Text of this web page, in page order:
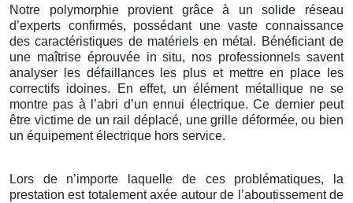
Notre polymorphie provient grâce à un solide réseau
d’experts confirmés, possédant une vaste connaissance
des caractéristiques de matériels en métal. Bénéficiant de
une maîtrise éprouvée in situ, nos professionnels savent
analyser les défaillances les plus et mettre en place les
correctifs idoines. En effet, un élément métallique ne se
montre pas à l’abri d’un ennui électrique. Ce dernier peut
être victime de un rail déplacé, une grille déformée, ou bien
un équipement électrique hors service.
Lors de n’importe laquelle de ces problématiques, la
prestation est totalement axée autour de l’aboutissement de